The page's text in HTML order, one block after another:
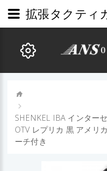
SHENKEL IBA インター
OTV レプリカ 黒 アメリ
ーチ付き
拡張タクティ